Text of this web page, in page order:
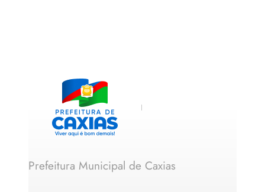
Prefeitura Municipal de Caxias